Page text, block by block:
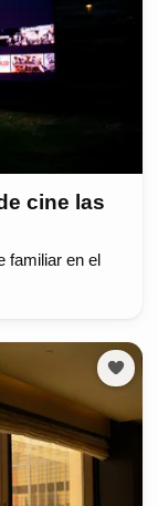
cine las
familiar en el